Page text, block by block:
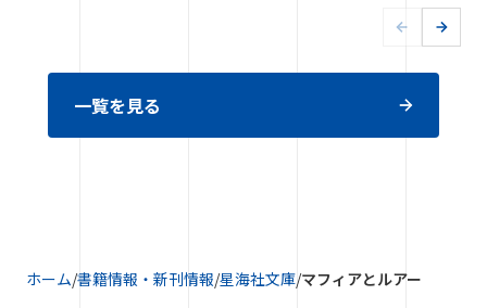
一覧を見る
ホーム/書籍情報・新刊情報/星海社文庫/マフィアとルアー